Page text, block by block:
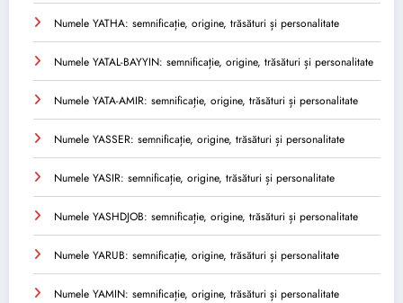
Numele YATHA: semnificație, origine, trăsături și personalitate
Numele YATAL-BAYYIN: semnificație, origine, trăsături și personalitate
Numele YATA-AMIR: semnificație, origine, trăsături și personalitate
Numele YASSER: semnificație, origine, trăsături și personalitate
Numele YASIR: semnificație, origine, trăsături și personalitate
Numele YASHDJOB: semnificație, origine, trăsături și personalitate
Numele YARUB: semnificație, origine, trăsături și personalitate
Numele YAMIN: semnificație, origine, trăsături și personalitate